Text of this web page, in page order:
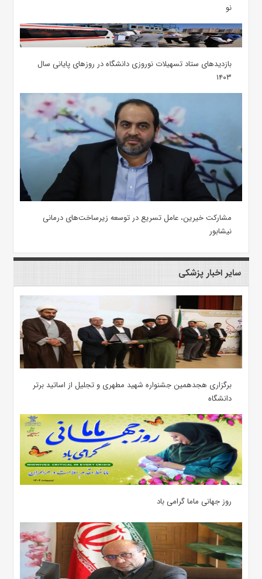
نو
بازدیدهای ستاد تسهیلات نوروزی دانشگاه در روزهای پایانی سال
۱۴۰۳
مشارکت خیرین، عامل تسریع در توسعه زیرساخت‌های درمانی
نیشابور
سایر اخبار پزشکی
برگزاری هجدهمین جشنواره شهید مطهری و تجلیل از اساتید برتر
دانشگاه
روز جهانی ماما گرامی باد